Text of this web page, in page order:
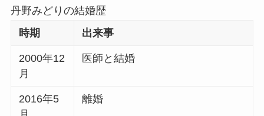
丹野みどりの結婚歴
時期
出来事
2000年12
月
医師と結婚
2016年5
離婚